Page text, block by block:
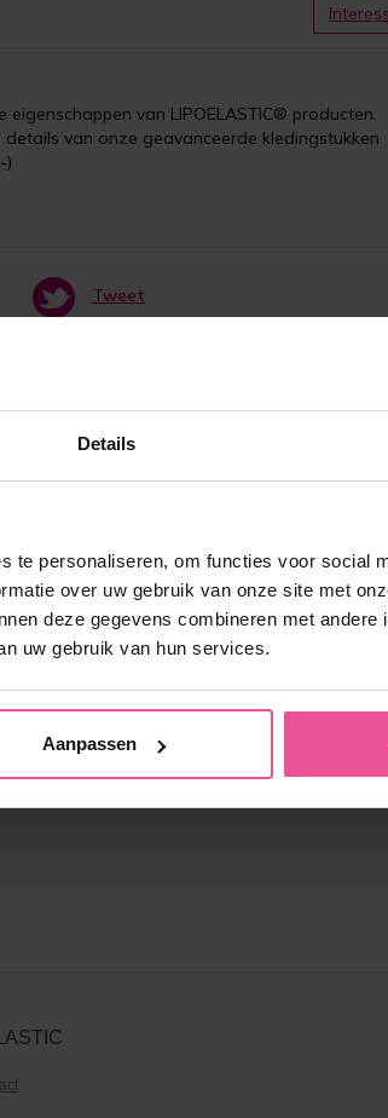
Details
te personaliseren, om functies voor social
over uw gebruik van onze site met
deze gegevens combineren met andere
uw gebruik van hun services.
Aanpassen
van LIPOELASTIC® producten.
van onze geavanceerde kledingstukken
)
Tweet